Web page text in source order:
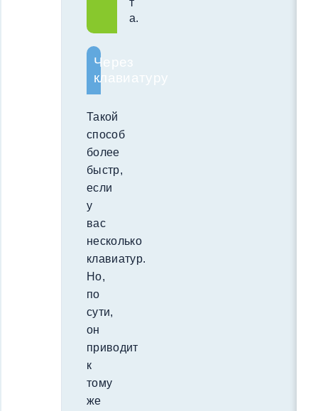
а.
Через
клавиатуру
Такой
способ
более
быстр,
если
у
вас
несколько
клавиатур.
Но,
по
сути,
он
приводит
к
тому
же